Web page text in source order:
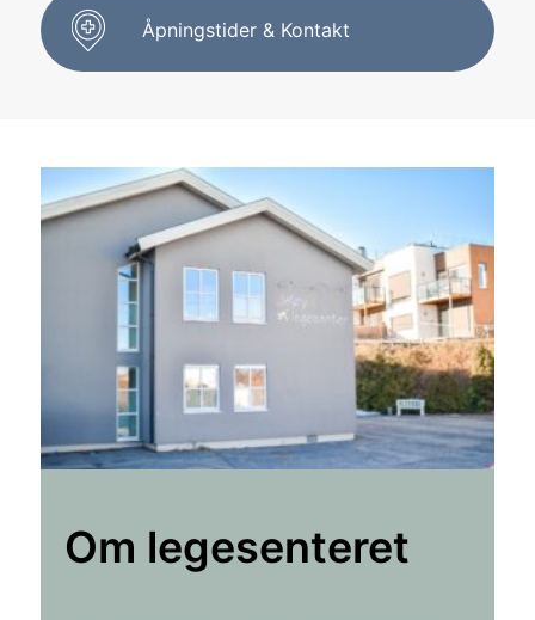
Åpningstider & Kontakt
Om legesenteret